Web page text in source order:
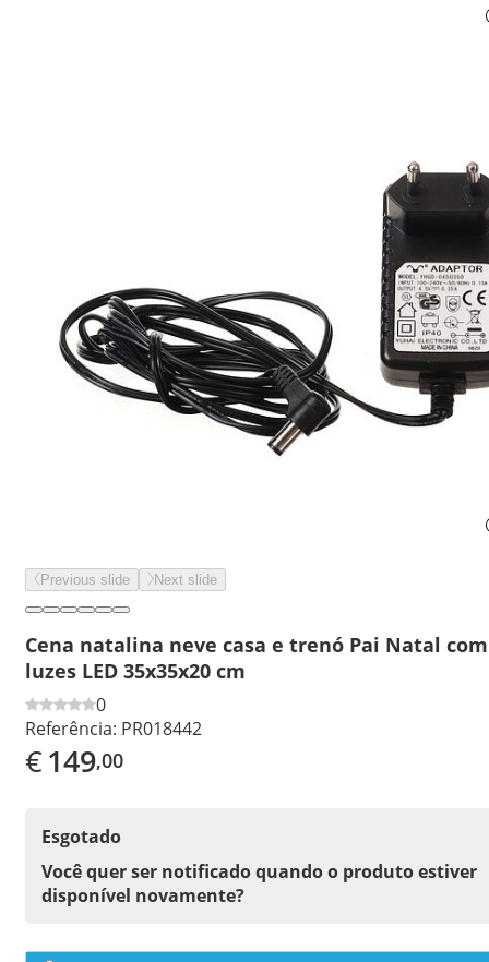
Previous slide Next slide
Cena natalina neve casa e trenó Pai Natal com
luzes LED 35x35x20 cm
0
Referência: PR018442
€149,00
Esgotado
Você quer ser notificado quando o produto estiver
disponível novamente?